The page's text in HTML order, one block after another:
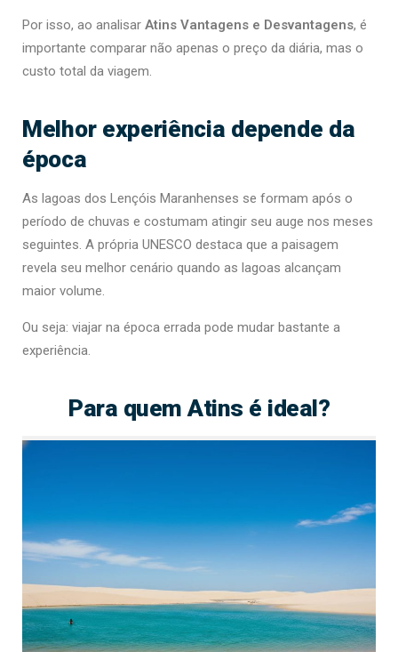
Por isso, ao analisar Atins Vantagens e Desvantagens, é
importante comparar não apenas o preço da diária, mas o
custo total da viagem.
Melhor experiência depende da
época
As lagoas dos Lençóis Maranhenses se formam após o
período de chuvas e costumam atingir seu auge nos meses
seguintes. A própria UNESCO destaca que a paisagem
revela seu melhor cenário quando as lagoas alcançam
maior volume.
Ou seja: viajar na época errada pode mudar bastante a
experiência.
Para quem Atins é ideal?